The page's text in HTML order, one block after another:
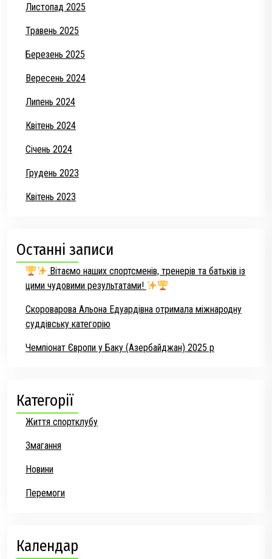
Листопад 2025
Травень 2025
Березень 2025
Вересень 2024
Липень 2024
Квітень 2024
Січень 2024
Грудень 2023
Квітень 2023
Останні записи
Вітаємо наших спортсменів, тренерів та батьків із
цими чудовими результатами!
Скороварова Альона Едуардівна отримала міжнародну
суддівську категорію
Чемпіонат Європи у Баку (Азербайджан) 2025 р
Категорії
Життя спортклубу
Змагання
Новини
Перемоги
Календар